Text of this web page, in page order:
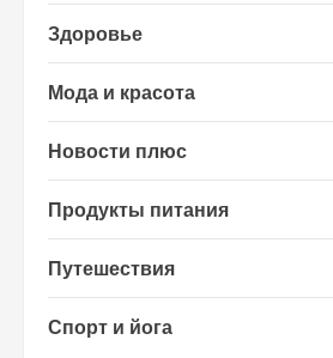
Здоровье
Мода и красота
Новости плюс
Продукты питания
Путешествия
Спорт и йога